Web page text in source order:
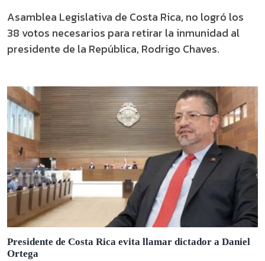
Asamblea Legislativa de Costa Rica, no logró los
38 votos necesarios para retirar la inmunidad al
presidente de la República, Rodrigo Chaves.
Presidente de Costa Rica evita llamar dictador a Daniel
Ortega